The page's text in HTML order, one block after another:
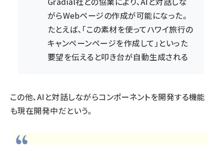
がらWebページの作成が可能になった。
たとえば、「この素材を使ってハワイ旅行の
キャンペーンページを作成して」といった
要望を伝えると叩き台が自動生成される
この他、AIと対話しながらコンポーネントを開発する機能
も現在開発中だという。